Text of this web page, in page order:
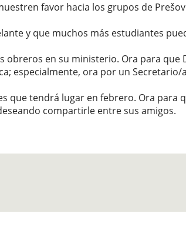
favor hacia los grupos de Prešov
y que muchos más estudiantes
obreros en su ministerio. Ora para que
especialmente, ora por un Secretario/
que tendrá lugar en febrero. Ora para
compartirle entre sus amigos.